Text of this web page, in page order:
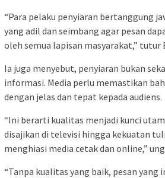
“Para pelaku penyiaran bertanggung
yang adil dan seimbang agar pesan
oleh semua lapisan masyarakat,” tutur
Ia juga menyebut, penyiaran bukan
informasi. Media perlu memastikan
dengan jelas dan tepat kepada audiens.
“Ini berarti kualitas menjadi kunci
disajikan di televisi hingga kekuatan
menghiasi media cetak dan online,”
“Tanpa kualitas yang baik, pesan yang